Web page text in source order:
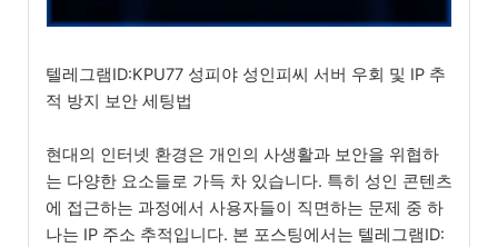
텔레그램ID:KPU77 성피야 성인피씨 서버 우회 및 IP 추
적 방지 보안 세팅법
현대의 인터넷 환경은 개인의 사생활과 보안을 위협하
는 다양한 요소들로 가득 차 있습니다. 특히 성인 콘텐츠
에 접근하는 과정에서 사용자들이 직면하는 문제 중 하
나는 IP 주소 추적입니다. 본 포스팅에서는 텔레그램ID: